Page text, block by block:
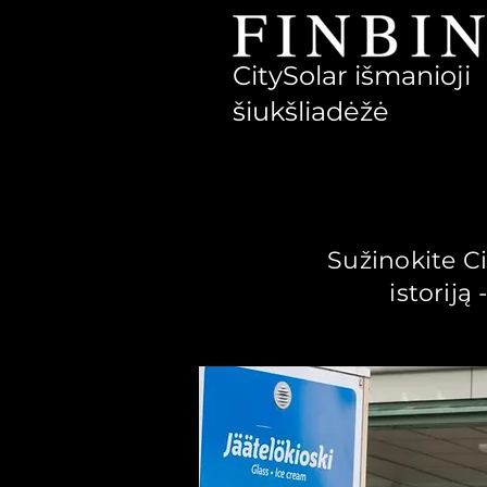
CitySolar išmanioji
šiukšliadėžė
Sužinokite
istoriją